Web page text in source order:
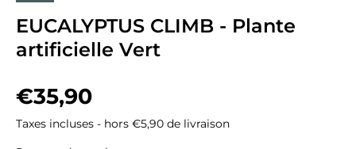
EUCALYPTUS CLIMB - Plante
artificielle Vert
Prix habituel
€35,90
Taxes incluses - hors €5,90 de livraison